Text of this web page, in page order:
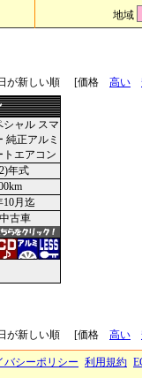
地域
が新しい順 [価格 高い
シャル スマ
純正アルミ
トエアコン
年式
10月迄
古車
が新しい順 [価格 高い
バシーポリシー 利用規約